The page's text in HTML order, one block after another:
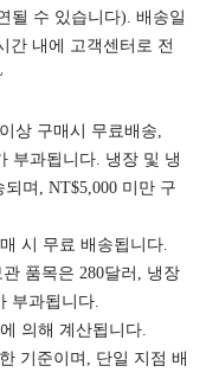
될 수 있습니다). 배송일
간 내에 고객센터로 전
상 구매시 무료배송,
부과됩니다. 냉장 및 냉
며, NT$5,000 미만 구
시 무료 배송됩니다.
품목은 280달러, 냉장
부과됩니다.
의해 계산됩니다.
기준이며, 단일 지점 배